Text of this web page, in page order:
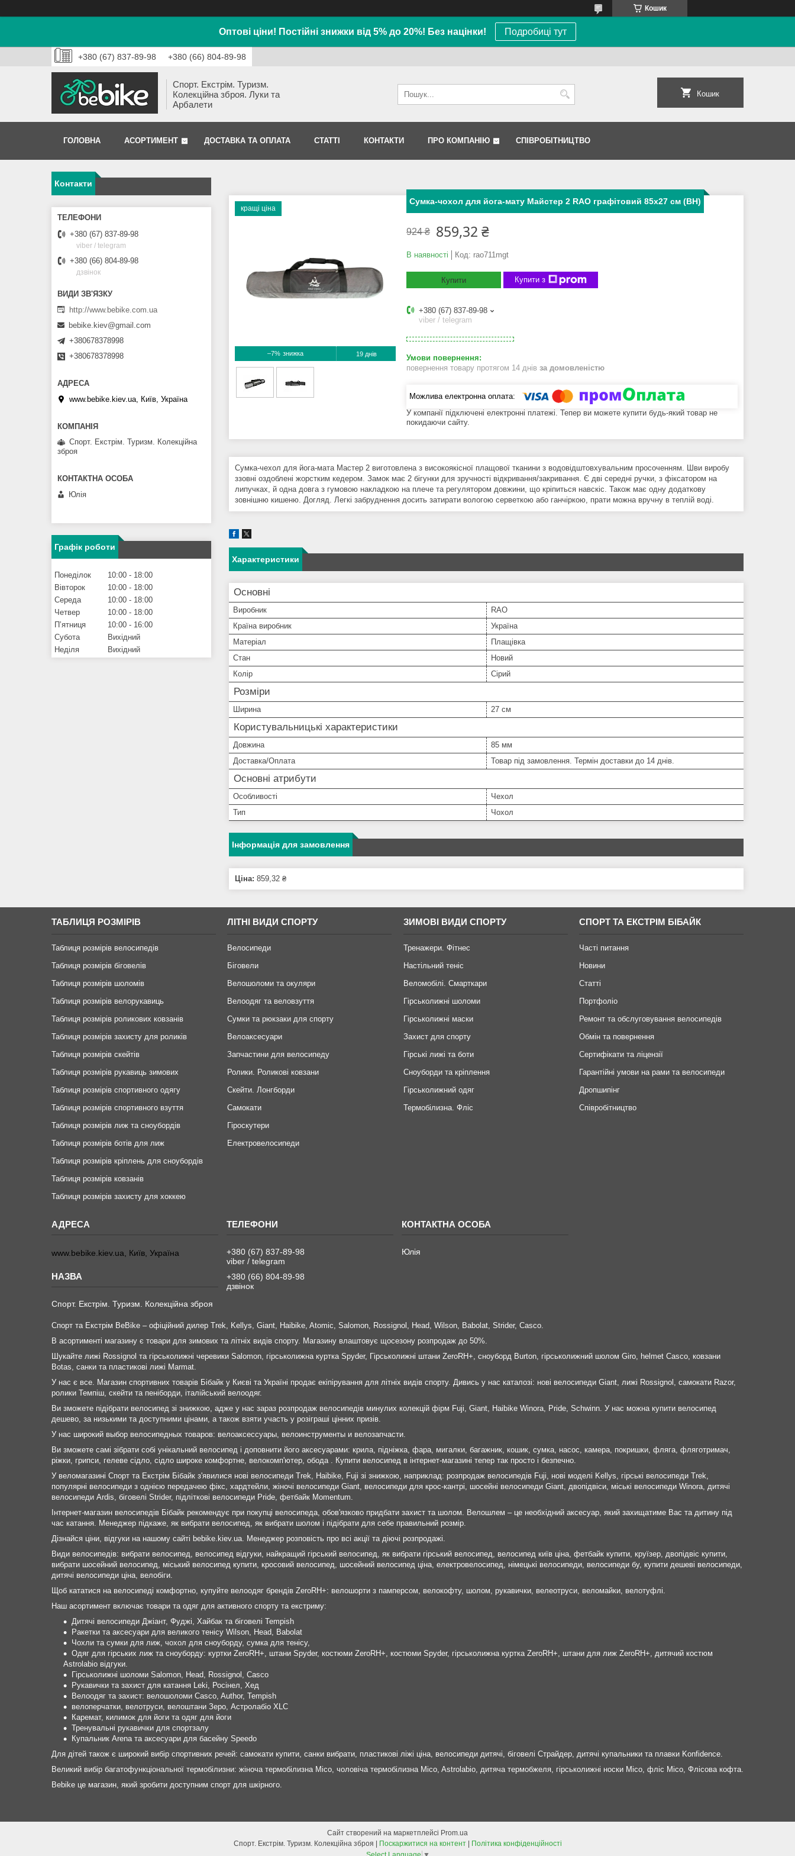
Кошик
Оптові ціни! Постійні знижки від 5% до 20%! Без націнки! Подробиці тут
+380 (67) 837-89-98 +380 (66) 804-89-98
Спорт. Екстрім. Туризм.
Колекційна зброя. Луки та
Арбалети
Кошик
ГОЛОВНА АСОРТИМЕНТ ДОСТАВКА ТА ОПЛАТА СТАТТІ КОНТАКТИ ПРО КОМПАНІЮ СПІВРОБІТНИЦТВО
–7% 19 днів
кращі ціна
Сумка-чохол для йога-мату Майстер 2 RAO графітовий 85х27 см (BH)
924 ₴ 859,32 ₴
В наявності Код: rao711mgt
Купити Купити з
+380 (67) 837-89-98
viber / telegram
повернення товару протягом 14 днів за домовленістю
У компанії підключені електронні платежі. Тепер ви можете купити будь-який товар не
покидаючи сайту.
Сумка-чехол для йога-мата Мастер 2 виготовлена з високоякісної плащової тканини з водовідштовхувальним просоченням. Шви виробу
ззовні оздоблені жорстким кедером. Замок має 2 бігунки для зручності відкривання/закривання. Є дві середні ручки, з фіксатором на
липучках, й одна довга з гумовою накладкою на плече та регулятором довжини, що кріпиться навскіс. Також має одну додаткову
зовнішню кишеню. Догляд. Легкі забруднення досить затирати вологою серветкою або ганчіркою, прати можна вручну в теплій воді.
Характеристики
Основні
Виробник
RAO
Країна виробник
Україна
Матеріал
Плащівка
Стан
Новий
Колір
Сірий
Розміри
Ширина 27 см
Користувальницькі характеристики
Довжина
85 мм
Доставка/Оплата
Товар під замовлення. Термін доставки до 14 днів.
Основні атрибути
Особливості
Чехол
Тип
Чохол
Інформація для замовлення
Ціна: 859,32 ₴
Контакти
+380 (67) 837-89-98
viber / telegram
+380 (66) 804-89-98
дзвінок
http://www.bebike.com.ua
bebike.kiev@gmail.com
+380678378998
+380678378998
www.bebike.kiev.ua, Київ, Україна
Спорт. Екстрім. Туризм. Колекційна
зброя
Юлія
Графік роботи
Понеділок 10:00
18:00
Вівторок
10:00
18:00
Середа
10:00
18:00
Четвер
10:00
18:00
Пʼятниця
10:00
16:00
Субота
Вихідний
Неділя
Вихідний
ТАБЛИЦЯ РОЗМІРІВ
Таблиця розмірів велосипедів
Таблиця розмірів біговелів
Таблиця розмірів шоломів
Таблиця розмірів велорукавиць
Таблиця розмірів роликових ковзанів
Таблиця розмірів захисту для роликів
Таблиця розмірів скейтів
Таблиця розмірів рукавиць зимових
Таблиця розмірів спортивного одягу
Таблиця розмірів спортивного взуття
Таблиця розмірів лиж та сноубордів
Таблиця розмірів ботів для лиж
Таблиця розмірів кріплень для сноубордів
Таблиця розмірів ковзанів
Таблиця розмірів захисту для хоккею
ЛІТНІ ВИДИ СПОРТУ
Велосипеди
Біговели
Велошоломи та окуляри
Велоодяг та веловзуття
Сумки та рюкзаки для спорту
Велоаксесуари
Запчастини для велосипеду
Ролики. Роликові ковзани
Скейти. Лонгборди
Самокати
Гіроскутери
Електровелосипеди
ЗИМОВІ ВИДИ СПОРТУ
Тренажери. Фітнес
Настільний теніс
Веломобілі. Смарткари
Гірськолижні шоломи
Гірськолижні маски
Захист для спорту
Гірські лижі та боти
Сноуборди та кріплення
Гірськолижний одяг
Термобілизна. Фліс
СПОРТ ТА ЕКСТРІМ БІБАЙК
Часті питання
Новини
Статті
Портфоліо
Ремонт та обслуговування велосипедів
Обмін та повернення
Сертифікати та ліцензії
Гарантійні умови на рами та велосипеди
Дропшипінг
Співробітництво
www.bebike.kiev.ua, Київ, Україна
Спорт. Екстрім. Туризм. Колекційна зброя
+380 (67) 837-89-98
viber / telegram
+380 (66) 804-89-98
дзвінок
Юлія
Спорт та Екстрім BeBike – офіційний дилер Trek, Kellys, Giant, Haibike, Atomic, Salomon, Rossignol, Head, Wilson, Babolat, Strider, Casco.
В асортименті магазину є товари для зимових та літніх видів спорту. Магазину влаштовує щосезону розпродаж до 50%.
Шукайте лижі Rossignol та гірськолижні черевики Salomon, гірськолижна куртка Spyder, Гірськолижні штани ZeroRH+, сноуборд Burton, гірськолижний шолом Giro, helmet Casco, ковзани
Botas, санки та пластикові лижі Marmat.
У нас є все. Магазин спортивних товарів Бібайк у Києві та Україні продає екіпірування для літніх видів спорту. Дивись у нас каталозі: нові велосипеди Giant, лижі Rossignol, самокати Razor,
ролики Темпіш, скейти та пеніборди, італійський велоодяг.
Ви зможете підібрати велосипед зі знижкою, адже у нас зараз розпродаж велосипедів минулих колекцій фірм Fuji, Giant, Haibike Winora, Pride, Schwinn. У нас можна купити велосипед
дешево, за низькими та доступними цінами, а також взяти участь у розіграші цінних призів.
У нас широкий выбор велосипедных товаров: велоаксессуары, велоинструменты и велозапчасти.
Ви зможете самі зібрати собі унікальний велосипед і доповнити його аксесуарами: крила, підніжка, фара, мигалки, багажник, кошик, сумка, насос, камера, покришки, фляга, фляготримач,
ріжки, грипси, гелеве сідло, сідло широке комфортне, велокомп'ютер, обода . Купити велосипед в інтернет-магазині тепер так просто і безпечно.
У веломагазині Спорт та Екстрім Бібайк з'явилися нові велосипеди Trek, Haibike, Fuji зі знижкою, наприклад: розпродаж велосипедів Fuji, нові моделі Kellys, гірські велосипеди Trek,
популярні велосипеди з однією передачею фікс, хардтейли, жіночі велосипеди Giant, велосипеди для крос-кантрі, шосейні велосипеди Giant, двопідвіси, міські велосипеди Winora, дитячі
велосипеди Ardis, біговелі Strider, підліткові велосипеди Pride, фетбайк Momentum.
Інтернет-магазин велосипедів Бібайк рекомендує при покупці велосипеда, обов'язково придбати захист та шолом. Велошлем – це необхідний аксесуар, який захищатиме Вас та дитину під
час катання. Менеджер підкаже, як вибрати велосипед, як вибрати шолом і підібрати для себе правильний розмір.
Дізнайся ціни, відгуки на нашому сайті bebike.kiev.ua. Менеджер розповість про всі акції та діючі розпродажі.
Види велосипедів: вибрати велосипед, велосипед відгуки, найкращий гірський велосипед, як вибрати гірський велосипед, велосипед київ ціна, фетбайк купити, круїзер, двопідвіс купити,
вибрати шосейний велосипед, міський велосипед купити, кросовий велосипед, шосейний велосипед ціна, електровелосипед, німецькі велосипеди, велосипеди бу, купити дешеві велосипеди,
дитячі велосипеди ціна, велобіги.
Щоб кататися на велосипеді комфортно, купуйте велоодяг брендів ZeroRH+: велошорти з памперсом, велокофту, шолом, рукавички, велеотруси, веломайки, велотуфлі.
Наш асортимент включає товари та одяг для активного спорту та екстриму:
Дитячі велосипеди Джіант, Фуджі, Хайбак та біговелі Tempish
Ракетки та аксесуари для великого тенісу Wilson, Head, Babolat
Чохли та сумки для лиж, чохол для сноуборду, сумка для тенісу,
Одяг для гірських лиж та сноуборду: куртки ZeroRH+, штани Spyder, костюми ZeroRH+, костюми Spyder, гірськолижна куртка ZeroRH+, штани для лиж ZeroRH+, дитячий костюм
Astrolabio відгуки.
Гірськолижні шоломи Salomon, Head, Rossignol, Casco
Рукавички та захист для катання Leki, Росінел, Хед
Велоодяг та захист: велошоломи Casco, Author, Tempish
велоперчатки, велотруси, велоштани Зеро, Астролабіо XLC
Каремат, килимок для йоги та одяг для йоги
Тренувальні рукавички для спортзалу
Купальник Arena та аксесуари для басейну Speedo
Для дітей також є широкий вибір спортивних речей: самокати купити, санки вибрати, пластикові ліжі ціна, велосипеди дитячі, біговелі Страйдер, дитячі купальники та плавки Konfidence.
Великий вибір багатофункціональної термобілизни: жіноча термобілизна Mico, чоловіча термобілизна Mico, Astrolabio, дитяча термобжеля, гірськолижні носки Mico, фліс Mico, Флісова кофта.
Bebike це магазин, який зробити доступним спорт для шкірного.
Сайт створений на маркетплейсі Prom.ua
Спорт. Екстрім. Туризм. Колекційна зброя | Поскаржитися на контент | Політика конфіденційності